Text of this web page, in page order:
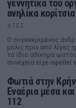
γεννητικά του
ανηλίκα κορίτσια
ΧΤΕΣ
Ο συγκεκριμένος
μόλις πριν από λίγες
το ίδιο αδίκημα
συνέχεια είχε αφεθεί
Φωτιά στην
Εναέρια μέσα
112